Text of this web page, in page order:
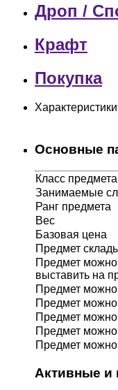
Дроп /
Крафт
Покупка
Характеристики
Основные
Класс предмета
Занимаемые
Ранг предмета
Вес
Базовая цена
Предмет
Предмет можно
выставить на
Предмет
Предмет
Предмет можно
Предмет
Предмет можно
Активные и